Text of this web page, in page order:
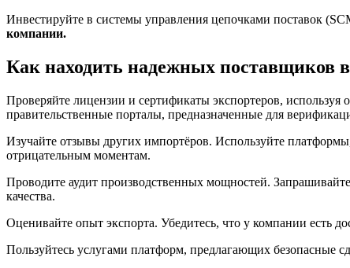
Инвестируйте в системы управления цепочками поставок
компании.
Как находить надежных поставщиков
Проверяйте лицензии и сертификаты экспортеров,
правительственные порталы, предназначенные для
Изучайте отзывы других импортёров. Используйте
отрицательным моментам.
Проводите аудит производственных мощностей.
качества.
Оценивайте опыт экспорта. Убедитесь, что у компании есть
Пользуйтесь услугами платформ, предлагающих безопасные